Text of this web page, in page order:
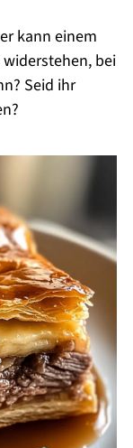
kann einem
bei
Seid ihr